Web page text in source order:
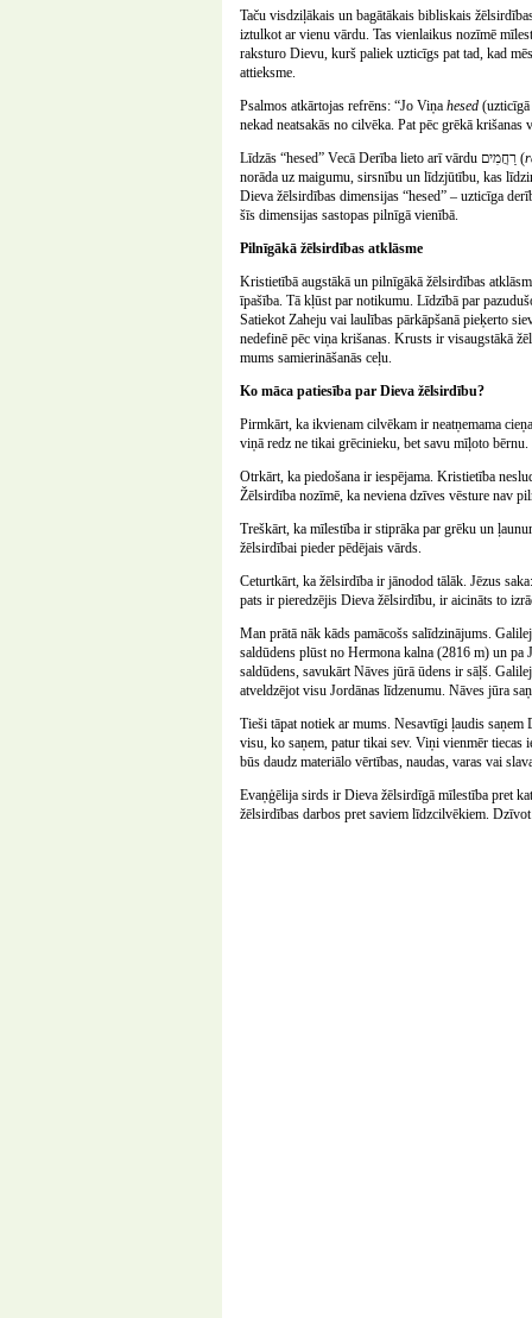
iztulkot ar vienu vārdu. Tas vienlaikus nozīmē
raksturo Dievu, kurš paliek uzticīgs pat tad, kad
attieksme.
Psalmos atkārtojas refrēns: “Jo Viņa hesed
nekad neatsakās no cilvēka. Pat pēc grēkā
Līdzās “hesed” Vecā Derība lieto arī vārdu רַחֲמִים (
norāda uz maigumu, sirsnību un līdzjūtību, kas
Dieva žēlsirdības dimensijas “hesed” – uzticīga
šīs dimensijas sastopas pilnīgā vienībā.
Pilnīgākā žēlsirdības atklāsme
Kristietībā augstākā un pilnīgākā žēlsirdības
īpašība. Tā kļūst par notikumu. Līdzībā par
Satiekot Zaheju vai laulības pārkāpšanā pieķerto
nedefinē pēc viņa krišanas. Krusts ir visaugstākā
mums samierināšanās ceļu.
Ko māca patiesība par Dieva žēlsirdību?
Pirmkārt, ka ikvienam cilvēkam ir neatņemama
viņā redz ne tikai grēcinieku, bet savu mīļoto bērnu.
Otrkārt, ka piedošana ir iespējama. Kristietība
Žēlsirdība nozīmē, ka neviena dzīves vēsture nav
Treškārt, ka mīlestība ir stiprāka par grēku un
žēlsirdībai pieder pēdējais vārds.
Ceturtkārt, ka žēlsirdība ir jānodod tālāk. Jēzus
pats ir pieredzējis Dieva žēlsirdību, ir aicināts to
Man prātā nāk kāds pamācošs salīdzinājums.
saldūdens plūst no Hermona kalna (2816 m) un
saldūdens, savukārt Nāves jūrā ūdens ir sāļš.
atveldzējot visu Jordānas līdzenumu. Nāves jūra
Tieši tāpat notiek ar mums. Nesavtīgi ļaudis
visu, ko saņem, patur tikai sev. Viņi vienmēr tiecas
būs daudz materiālo vērtības, naudas, varas vai
Evaņģēlija sirds ir Dieva žēlsirdīgā mīlestība pret
žēlsirdības darbos pret saviem līdzcilvēkiem.